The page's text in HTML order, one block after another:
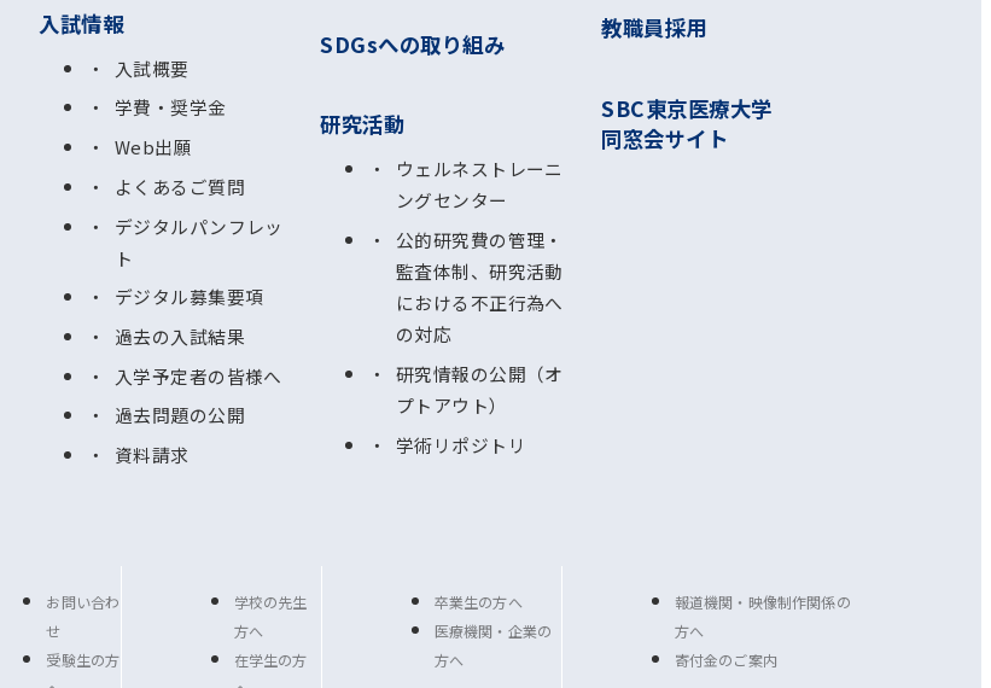
入試情報
入試概要
学費・奨学金
Web出願
よくあるご質問
デジタルパンフレッ
ト
デジタル募集要項
過去の入試結果
入学予定者の皆様へ
過去問題の公開
資料請求
SDGsへの取り組み
研究活動
ウェルネストレーニ
ングセンター
公的研究費の管理・
監査体制、研究活動
における不正行為へ
の対応
研究情報の公開（オ
プトアウト）
学術リポジトリ
教職員採用
SBC東京医療大学
同窓会サイト
お問い合わ
せ
受験生の方
学校の先生
方へ
在学生の方
卒業生の方へ
医療機関・企業の
方へ
報道機関・映像制作関係の
方へ
寄付金のご案内